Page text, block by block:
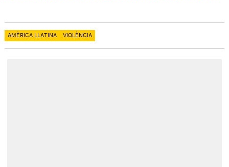
AMÈRICA LLATINA VIOLÈNCIA